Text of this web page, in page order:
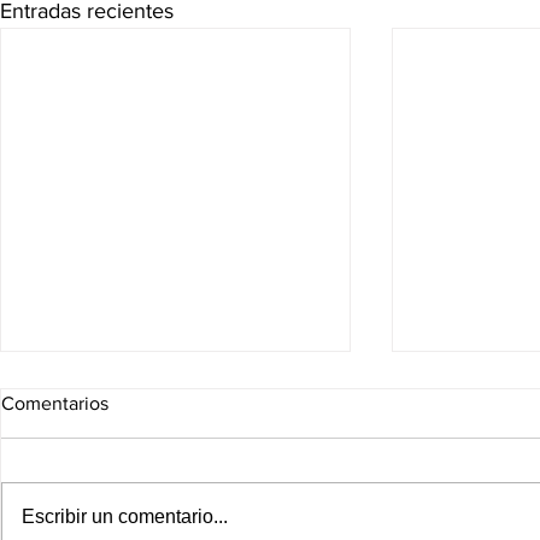
Entradas recientes
Comentarios
Escribir un comentario...